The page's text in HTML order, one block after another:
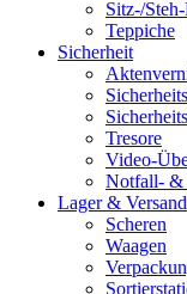
Sitz-/
Teppiche
Sicherheit
Tresore
Video-
Notfall- &
Lager & Versand
Scheren
Waagen